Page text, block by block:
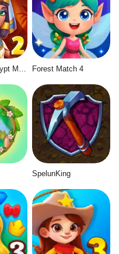
Wonders of Egypt Match 2 Forest Match 4
SpelunKing